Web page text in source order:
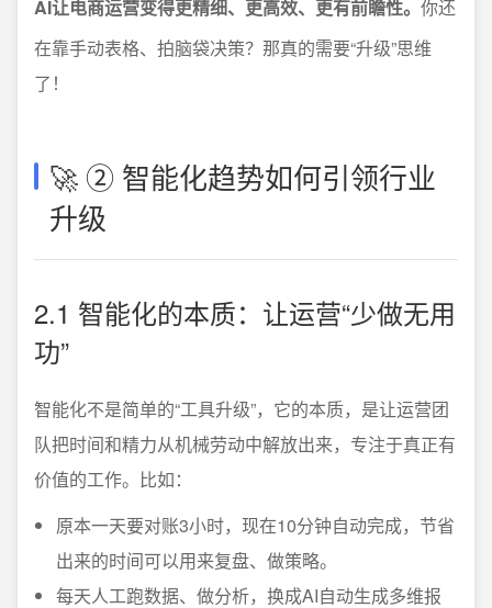
AI让电商运营变得更精细、更高效、更有前瞻性。 你还
在靠手动表格、拍脑袋决策？那真的需要“升级”思维
了！
🚀 ② 智能化趋势如何引领行业
升级
2.1 智能化的本质：让运营“少做无用
功”
智能化不是简单的“工具升级”，它的本质，是让运营团
队把时间和精力从机械劳动中解放出来，专注于真正有
价值的工作。比如：
原本一天要对账3小时，现在10分钟自动完成，节省
出来的时间可以用来复盘、做策略。
每天人工跑数据、做分析，换成AI自动生成多维报